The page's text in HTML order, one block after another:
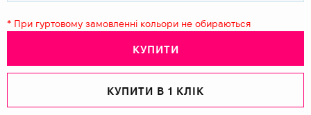
* При гуртовому замовленні кольори не обираються
КУПИТИ
КУПИТИ В 1 КЛІК